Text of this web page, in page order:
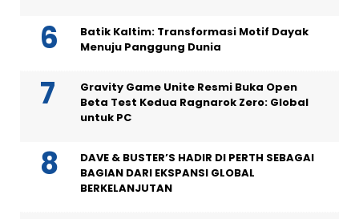
Batik Kaltim: Transformasi Motif Dayak
Menuju Panggung Dunia
Gravity Game Unite Resmi Buka Open
Beta Test Kedua Ragnarok Zero: Global
untuk PC
DAVE & BUSTER’S HADIR DI PERTH SEBAGAI
BAGIAN DARI EKSPANSI GLOBAL
BERKELANJUTAN